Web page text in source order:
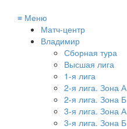
≡ Меню
Матч-центр
Владимир
Сборная тура
Высшая лига
1-я лига
2-я лига. Зона А
2-я лига. Зона Б
3-я лига. Зона А
3-я лига. Зона Б